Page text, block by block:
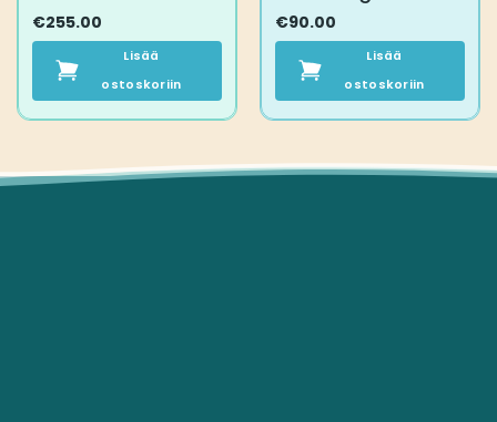
€255.00
Lisää
ostoskoriin
€90.00
Lisää
ostoskoriin